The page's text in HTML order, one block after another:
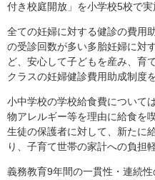
付き校庭開放」を小学校5校で実
全ての妊婦に対する健診の費用
の受診回数が多い多胎妊婦に対
ど、安心して子どもを産み、育
クラスの妊婦健診費用助成制度
小中学校の学校給食費について
物アレルギー等を理由に給食を
生徒の保護者に対して、新たに
り、子育て世帯の家計への負担
義務教育9年間の一貫性・連続